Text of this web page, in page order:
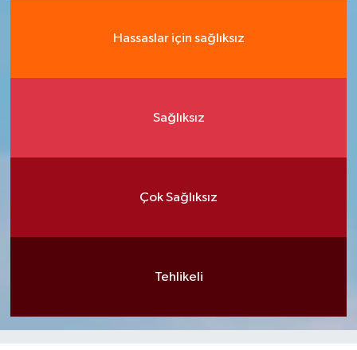
Hassaslar için sağlıksız
Sağlıksız
Çok Sağlıksız
Tehlikeli